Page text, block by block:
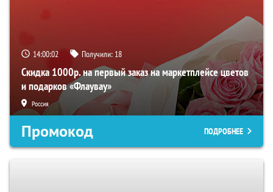
14:00:01 Получили: 18
Скидка 1000р. на первый заказ на маркетплейсе цветов
и подарков «Флаувау»
Россия
Промокод ПОДРОБНЕЕ